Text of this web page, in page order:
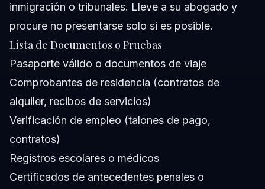
inmigración o tribunales. Lleve a su abogado y
procure no presentarse solo si es posible.
Lista de Documentos o Pruebas
Pasaporte válido o documentos de viaje
Comprobantes de residencia (contratos de
alquiler, recibos de servicios)
Verificación de empleo (talones de pago,
contratos)
Registros escolares o médicos
Certificados de antecedentes penales o